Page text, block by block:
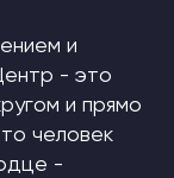
и
- это
и прямо
человек
-